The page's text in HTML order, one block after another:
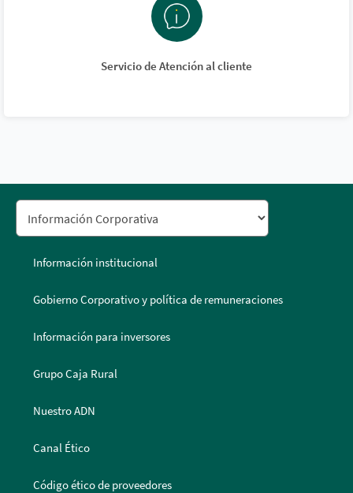
Servicio de Atención al cliente
Información institucional
Gobierno Corporativo y política de remuneraciones
Información para inversores
Grupo Caja Rural
Nuestro ADN
Canal Ético
Código ético de proveedores